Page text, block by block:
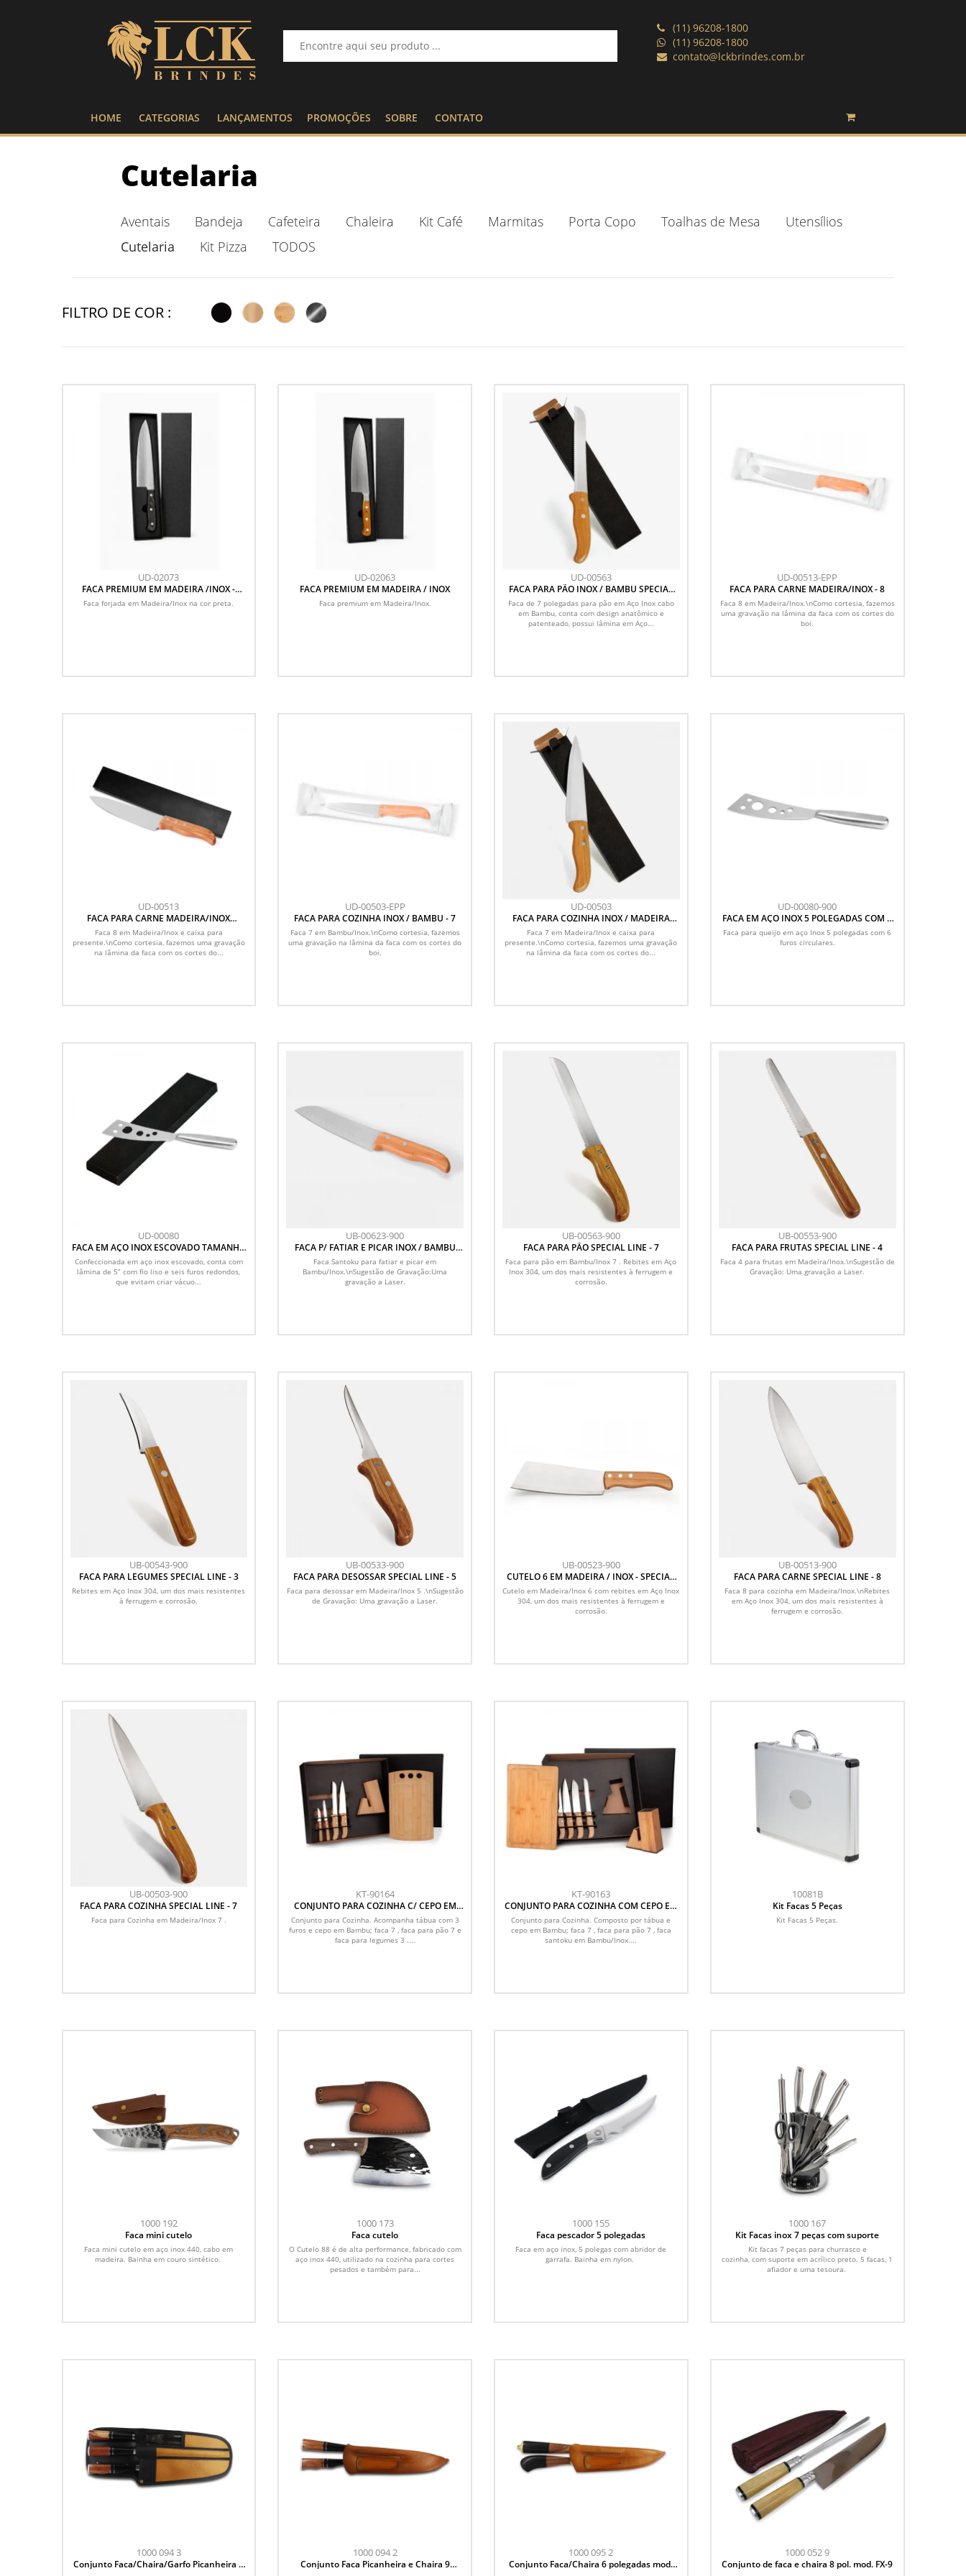
(11) 96208-1800
(11) 96208-1800
contato@lckbrindes.com.br
HOME CATEGORIAS LANÇAMENTOS PROMOÇÕES SOBRE CONTATO
Cutelaria
Aventais Bandeja Cafeteira Chaleira Kit Café Marmitas Porta Copo Toalhas de Mesa
Utensílios
Cutelaria
Kit Pizza TODOS
FILTRO DE COR :
UD-02073
FACA PREMIUM EM MADEIRA /INOX -
PRETO
Faca forjada em Madeira/Inox na cor preta.
UD-02063
FACA PREMIUM EM MADEIRA / INOX
Faca premium em Madeira/Inox.
UD-00563
FACA PARA PÃO INOX / BAMBU SPECIAL
LINE COM CAIXA - 7
Faca de 7 polegadas para pão em Aço Inox cabo
em Bambu, conta com design anatômico e
patenteado, possui lâmina em Aço...
UD-00513-EPP
FACA PARA CARNE MADEIRA/INOX - 8
Faca 8 em Madeira/Inox.\nComo cortesia, fazemos
uma gravação na lâmina da faca com os cortes do
boi.
UD-00513
FACA PARA CARNE MADEIRA/INOX
SPECIAL LINE - 8
Faca 8 em Madeira/Inox e caixa para
presente.\nComo cortesia, fazemos uma gravação
na lâmina da faca com os cortes do...
UD-00503-EPP
FACA PARA COZINHA INOX / BAMBU - 7
Faca 7 em Bambu/Inox.\nComo cortesia, fazemos
uma gravação na lâmina da faca com os cortes do
boi.
UD-00503
FACA PARA COZINHA INOX / MADEIRA
SPECIAL LINE - 7
Faca 7 em Madeira/Inox e caixa para
presente.\nComo cortesia, fazemos uma gravação
na lâmina da faca com os cortes do...
UD-00080-900
FACA EM AÇO INOX 5 POLEGADAS COM 6
FUROS
Faca para queijo em aço Inox 5 polegadas com 6
furos circulares.
UD-00080
FACA EM AÇO INOX ESCOVADO TAMANHO
5 COM 6 FUROS
Confeccionada em aço inox escovado, conta com
lâmina de 5” com fio liso e seis furos redondos,
que evitam criar vácuo...
UB-00623-900
FACA P/ FATIAR E PICAR INOX / BAMBU
SPECIAL LINE - 7
Faca Santoku para fatiar e picar em
Bambu/Inox.\nSugestão de Gravação:Uma
gravação a Laser.
UB-00563-900
FACA PARA PÃO SPECIAL LINE - 7
Faca para pão em Bambu/Inox 7 . Rebites em Aço
Inox 304, um dos mais resistentes à ferrugem e
corrosão.
UB-00553-900
FACA PARA FRUTAS SPECIAL LINE - 4
Faca 4 para frutas em Madeira/Inox.\nSugestão de
Gravação: Uma gravação a Laser.
UB-00543-900
FACA PARA LEGUMES SPECIAL LINE - 3
Rebites em Aço Inox 304, um dos mais resistentes
à ferrugem e corrosão.
UB-00533-900
FACA PARA DESOSSAR SPECIAL LINE - 5
Faca para desossar em Madeira/Inox 5 .\nSugestão
de Gravação: Uma gravação a Laser.
UB-00523-900
CUTELO 6 EM MADEIRA / INOX - SPECIAL
LINE
Cutelo em Madeira/Inox 6 com rebites em Aço Inox
304, um dos mais resistentes à ferrugem e
corrosão.
UB-00513-900
FACA PARA CARNE SPECIAL LINE - 8
Faca 8 para cozinha em Madeira/Inox.\nRebites
em Aço Inox 304, um dos mais resistentes à
ferrugem e corrosão.
UB-00503-900
FACA PARA COZINHA SPECIAL LINE - 7
Faca para Cozinha em Madeira/Inox 7 .
KT-90164
CONJUNTO PARA COZINHA C/ CEPO EM
BAMBU / INOX - 6 PÇS
Conjunto para Cozinha. Acompanha tábua com 3
furos e cepo em Bambu; faca 7 , faca para pão 7 e
faca para legumes 3 ....
KT-90163
CONJUNTO PARA COZINHA COM CEPO EM
BAMBU / MADEIRA / INOX - 6 PÇS
Conjunto para Cozinha. Composto por tábua e
cepo em Bambu; faca 7 , faca para pão 7 , faca
santoku em Bambu/Inox....
10081B
Kit Facas 5 Peças
Kit Facas 5 Peças.
1000 192
Faca mini cutelo
Faca mini cutelo em aço inox 440, cabo em
madeira. Bainha em couro sintético.
1000 173
Faca cutelo
O Cutelo 88 é de alta performance, fabricado com
aço inox 440, utilizado na cozinha para cortes
pesados e também para...
1000 155
Faca pescador 5 polegadas
Faca em aço inox, 5 polegas com abridor de
garrafa. Bainha em nylon.
1000 167
Kit Facas inox 7 peças com suporte
Kit facas 7 peças para churrasco e
cozinha, com suporte em acrílico preto. 5 facas, 1
afiador e uma tesoura.
1000 094 3
Conjunto Faca/Chaira/Garfo Picanheira 9
1000 094 2
Conjunto Faca Picanheira e Chaira 9
1000 095 2
Conjunto Faca/Chaira 6 polegadas mod.
1000 052 9
Conjunto de faca e chaira 8 pol. mod. FX-9